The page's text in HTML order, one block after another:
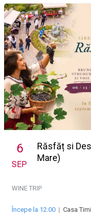
6
SEP
Răsfăț si
Mare)
WINE TRIP
Începe la 12:00 | Casa